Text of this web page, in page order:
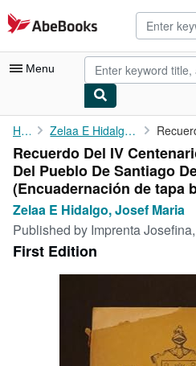
Skip to main content
AbeBooks.com
Menu
My Account
My Purchases
Advanced Search
Browse Collections
Home Zelaa E Hidalgo, Josef Maria
Recuerdo Del IV
Del Pueblo De Santiago
(Encuadernación de tapa
Zelaa E Hidalgo, Josef Maria
Published by Imprenta
First Edition